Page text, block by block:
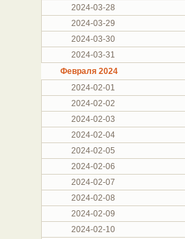
2024-03-28
2024-03-29
2024-03-30
2024-03-31
Февраля 2024
2024-02-01
2024-02-02
2024-02-03
2024-02-04
2024-02-05
2024-02-06
2024-02-07
2024-02-08
2024-02-09
2024-02-10